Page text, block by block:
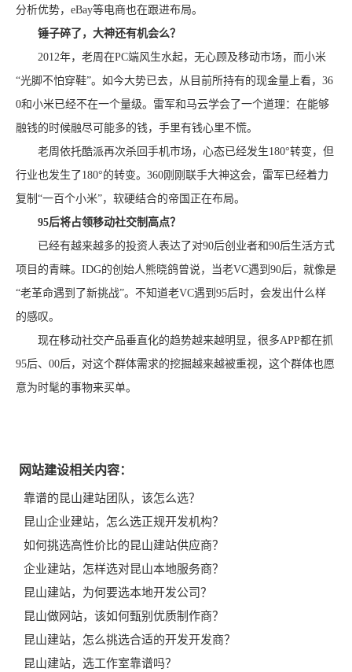
分析优势，eBay等电商也在跟进布局。
锤子碎了，大神还有机会么？
2012年，老周在PC端风生水起，无心顾及移动市场，而小米
“光脚不怕穿鞋”。如今大势已去，从目前所持有的现金量上看，36
0和小米已经不在一个量级。雷军和马云学会了一个道理：在能够
融钱的时候融尽可能多的钱，手里有钱心里不慌。
老周依托酷派再次杀回手机市场，心态已经发生180°转变，但
行业也发生了180°的转变。360刚刚联手大神这会，雷军已经着力
复制“一百个小米”，软硬结合的帝国正在布局。
95后将占领移动社交制高点？
已经有越来越多的投资人表达了对90后创业者和90后生活方式
项目的青睐。IDG的创始人熊晓鸽曾说，当老VC遇到90后，就像是
“老革命遇到了新挑战”。不知道老VC遇到95后时，会发出什么样
的感叹。
现在移动社交产品垂直化的趋势越来越明显，很多APP都在抓
95后、00后，对这个群体需求的挖掘越来越被重视，这个群体也愿
意为时髦的事物来买单。
网站建设相关内容：
靠谱的昆山建站团队，该怎么选？
昆山企业建站，怎么选正规开发机构？
如何挑选高性价比的昆山建站供应商？
企业建站，怎样选对昆山本地服务商？
昆山建站，为何要选本地开发公司？
昆山做网站，该如何甄别优质制作商？
昆山建站，怎么挑选合适的开发开发商？
昆山建站，选工作室靠谱吗？